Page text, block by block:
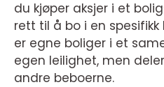
du kjøper aksjer i et
rett til å bo i en spesifikk
er egne boliger i et
egen leilighet, men
andre beboerne.